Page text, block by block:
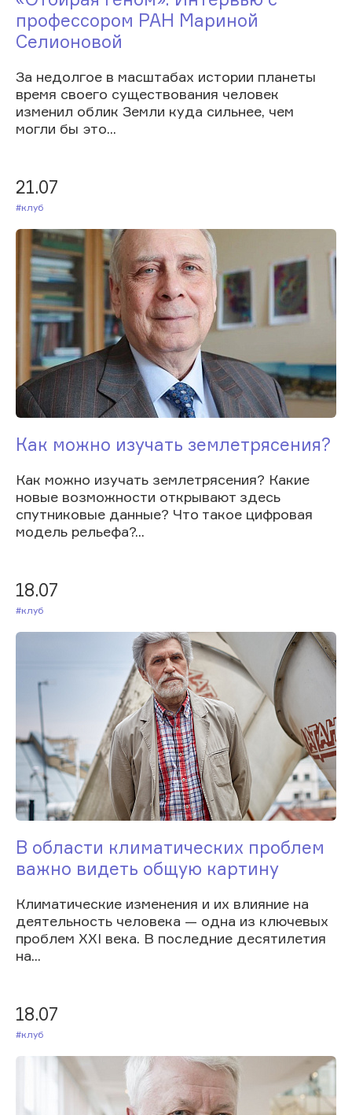
профессором РАН Мариной
Селионовой
За недолгое в масштабах истории планеты
время своего существования человек
изменил облик Земли куда сильнее, чем
могли бы это...
21.07
#Клуб
Как можно изучать землетрясения?
Как можно изучать землетрясения? Какие
новые возможности открывают здесь
спутниковые данные? Что такое цифровая
модель рельефа?...
18.07
#Клуб
В области климатических проблем
важно видеть общую картину
Климатические изменения и их влияние на
деятельность человека — одна из ключевых
проблем XXI века. В последние десятилетия
на...
18.07
#Клуб